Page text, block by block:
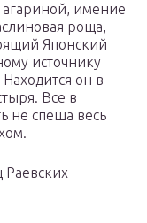
имение
роща,
Японский
источнику
он в
Все в
не спеша весь
Раевских